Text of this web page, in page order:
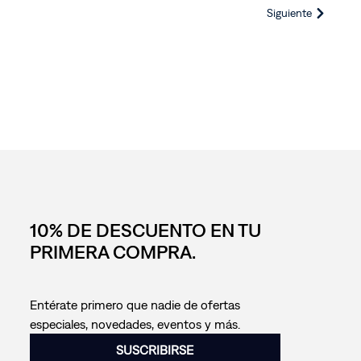
Siguiente
10% DE DESCUENTO EN TU
PRIMERA COMPRA.
Entérate primero que nadie de ofertas
especiales, novedades, eventos y más.
SUSCRIBIRSE